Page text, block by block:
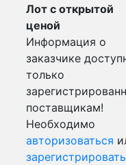
Лот с открытой
ценой
Информация о
заказчике
только
поставщикам!
Необходимо
авторизоваться